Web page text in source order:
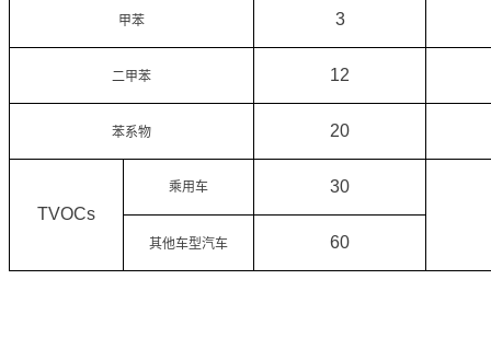
甲苯 3
二甲苯 12
苯系物 20
TVOCs
乘用车 30
其他车型汽车 60